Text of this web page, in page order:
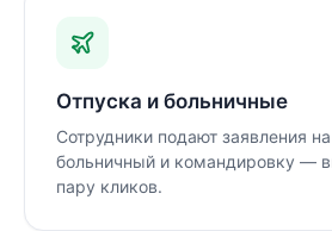
Отпуска и больничные
Сотрудники подают заявления
больничный и командировку —
пару кликов.